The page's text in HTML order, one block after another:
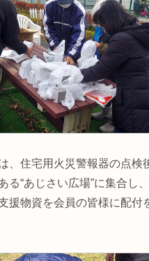
、住宅用火災警報器の点検
る“あじさい広場”に集合し
援物資を会員の皆様に配付